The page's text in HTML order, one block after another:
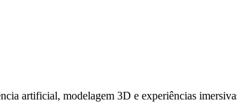
artificial, modelagem 3D e experiências